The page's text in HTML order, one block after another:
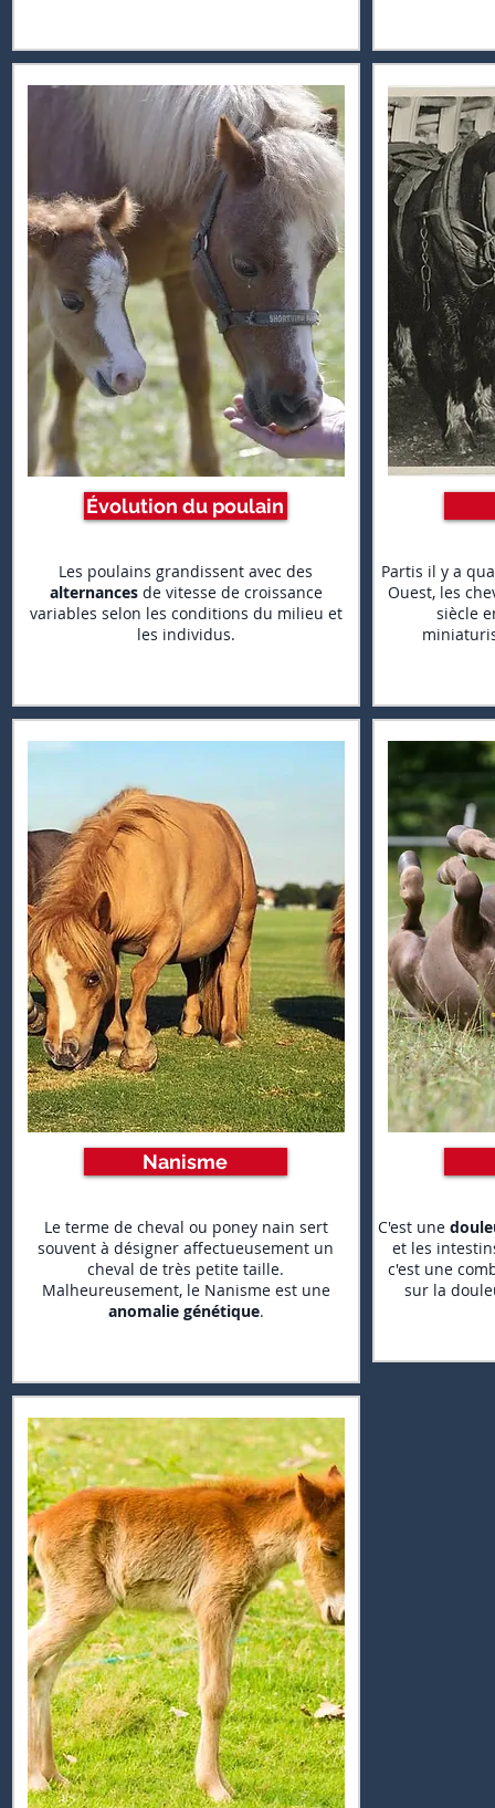
Évolution du poulain
Les poulains grandissent avec des
alternances de vitesse de croissance
variables selon les conditions du milieu et
les individus.
Nanisme
Le terme de cheval ou poney nain sert
souvent à désigner affectueusement un
cheval de très petite taille.
Malheureusement, le Nanisme est une
anomalie génétique.
Partis il y a
Ouest, les
siècle
C'est une
et les
c'est une
sur la